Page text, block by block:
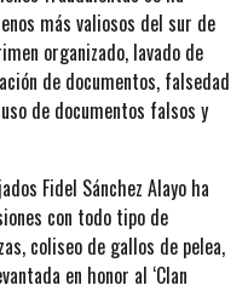
más valiosos del sur de
organizado, lavado de
de documentos, falsedad
de documentos falsos y
Fidel Sánchez Alayo ha
con todo tipo de
coliseo de gallos de pelea,
en honor al ‘Clan